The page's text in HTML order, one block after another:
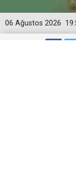
06 Ağustos 2026